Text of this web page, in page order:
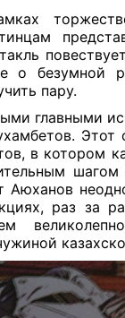
о безумной
пару.
главными
Этот
в котором
шагом
Аюханов
раз за